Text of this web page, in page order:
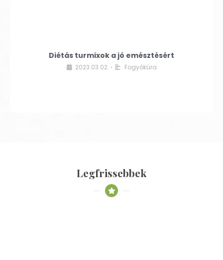
Diétás turmixok a jó emésztésért
2023.03.02. • Fogyókúra
Legfrissebbek